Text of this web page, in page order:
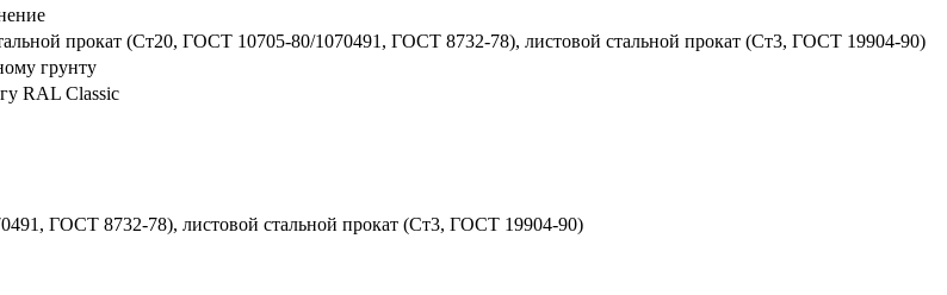
прокат (Ст20, ГОСТ 10705-80/1070491, ГОСТ 8732-78), листовой стальной прокат (Ст3, ГОСТ 19904-90)
грунту
RAL Classic
ГОСТ 8732-78), листовой стальной прокат (Ст3, ГОСТ 19904-90)